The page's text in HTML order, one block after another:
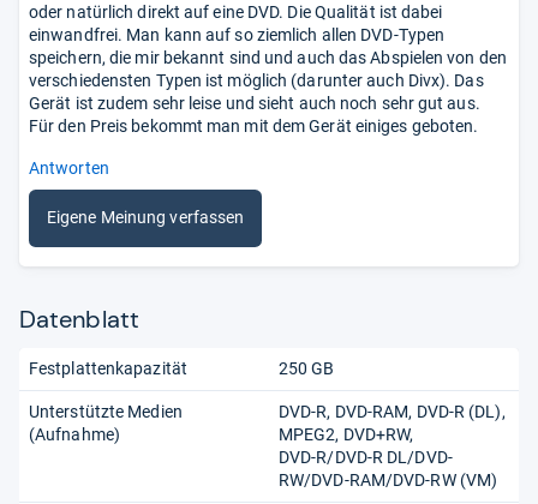
oder natürlich direkt auf eine DVD. Die Qualität ist dabei
einwandfrei. Man kann auf so ziemlich allen DVD-Typen
speichern, die mir bekannt sind und auch das Abspielen von den
verschiedensten Typen ist möglich (darunter auch Divx). Das
Gerät ist zudem sehr leise und sieht auch noch sehr gut aus.
Für den Preis bekommt man mit dem Gerät einiges geboten.
Antworten
Eigene Meinung verfassen
Datenblatt
Festplattenkapazität 250 GB
Unterstützte Medien
(Aufnahme)
DVD-R DVD-RAM DVD-R (DL)
MPEG2 DVD+RW
DVD-R/DVD-R DL/DVD-
RW/DVD-RAM/DVD-RW (VM)